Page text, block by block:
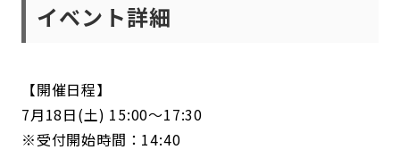
イベント詳細
【開催日程】
7月18日(土) 15:00～17:30
※受付開始時間：14:40